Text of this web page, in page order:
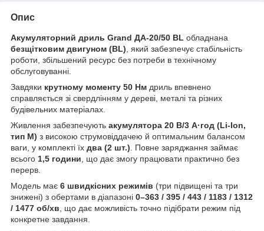
Опис
Акумуляторний дриль Grand ДА-20/50 BL обладнана
безщітковим двигуном (BL) , який забезпечує стабільність
роботи, збільшений ресурс без потреби в технічному
обслуговуванні.
Завдяки крутному моменту 50 Нм дриль впевнено
справляється зі свердлінням у дереві, металі та різних
будівельних матеріалах.
Живлення забезпечують акумулятора 20 В/3 А·год (Li-Ion,
тип М) з високою струмовіддачею й оптимальним балансом
ваги, у комплекті їх два (2 шт.) . Повне заряджання займає
всього 1,5 години , що дає змогу працювати практично без
перерв.
Модель має 6 швидкісних режимів (три підвищені та три
знижені) з обертами в діапазоні 0–363 / 395 / 443 / 1183 / 1312
/ 1477 об/хв , що дає можливість точно підібрати режим під
конкретне завдання.